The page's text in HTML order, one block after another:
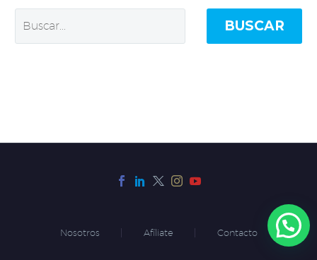
BUSCAR
Nosotros Afíliate Contacto